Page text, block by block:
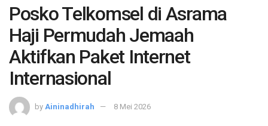
Posko Telkomsel di Asrama
Haji Permudah Jemaah
Aktifkan Paket Internet
Internasional
by Aininadhirah 8 Mei 2026